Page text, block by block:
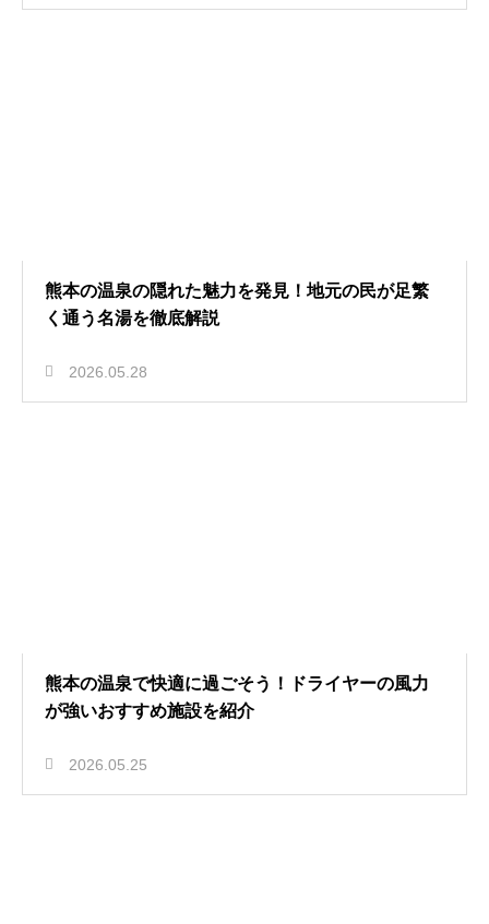
熊本の温泉の隠れた魅力を発見！地元の民が足繁
く通う名湯を徹底解説
2026.05.28
熊本の温泉で快適に過ごそう！ドライヤーの風力
が強いおすすめ施設を紹介
2026.05.25